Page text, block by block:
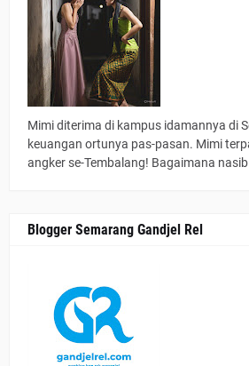
Mimi diterima di kampus idamannya di
keuangan ortunya pas-pasan. Mimi
angker se-Tembalang! Bagaimana
Blogger Semarang Gandjel Rel